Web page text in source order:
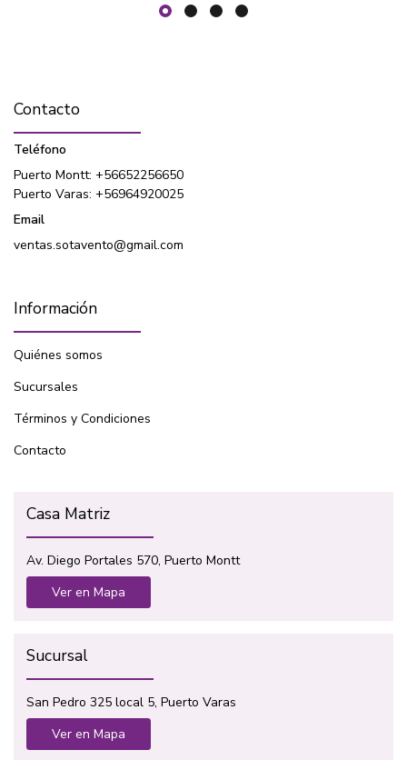
Contacto
Teléfono
Puerto Montt: +56652256650
Puerto Varas: +56964920025
Email
ventas.sotavento@gmail.com
Información
Quiénes somos
Sucursales
Términos y Condiciones
Contacto
Casa Matriz
Av. Diego Portales 570, Puerto Montt
Ver en Mapa
Sucursal
San Pedro 325 local 5, Puerto Varas
Ver en Mapa